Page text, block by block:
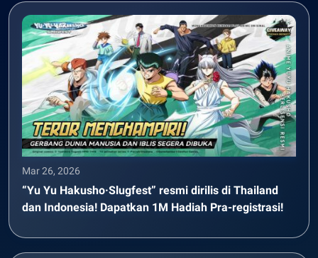
Mar 26, 2026
“Yu Yu Hakusho·Slugfest” resmi dirilis di Thailand
dan Indonesia! Dapatkan 1M Hadiah Pra-registrasi!